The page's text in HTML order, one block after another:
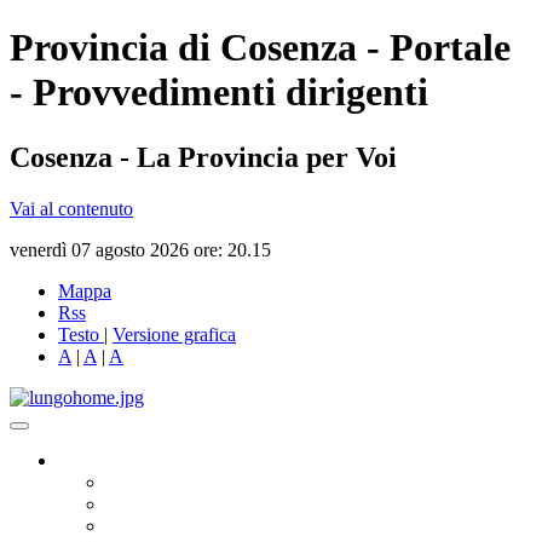
Provincia di Cosenza - Portale
- Provvedimenti dirigenti
Cosenza - La Provincia per Voi
Vai al contenuto
venerdì 07 agosto 2026 ore: 20.15
Mappa
Rss
Testo | Versione grafica
A | A | A